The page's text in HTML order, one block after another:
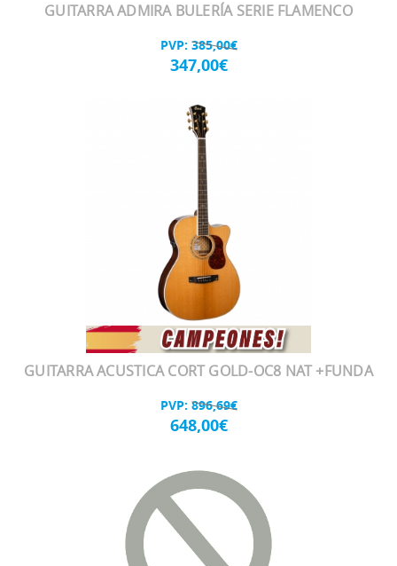
GUITARRA ADMIRA BULERÍA SERIE FLAMENCO
PVP: 385,00€
347,00€
GUITARRA ACUSTICA CORT GOLD-OC8 NAT +FUNDA
PVP: 896,69€
648,00€